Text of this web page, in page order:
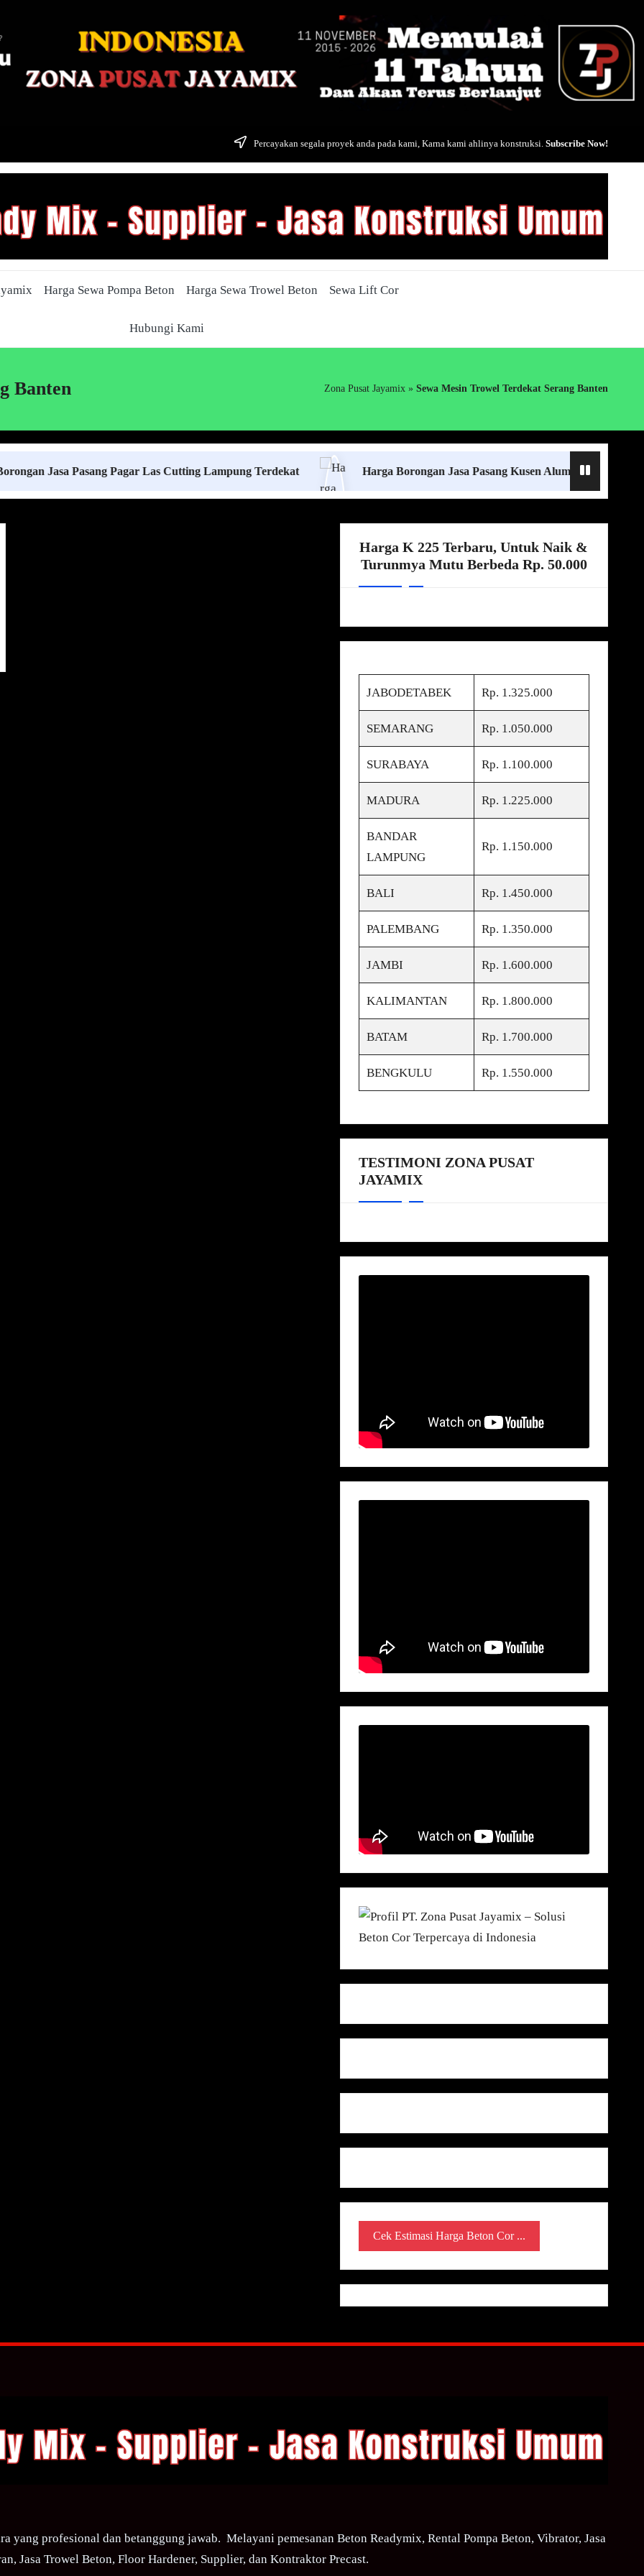
Percayakan segala proyek anda pada kami, Karna kami ahlinya konstruksi. Subscribe Now!
Harga Sewa Pompa Beton Harga Sewa Trowel Beton Sewa Lift Cor
Hubungi Kami
Banten Zona Pusat Jayamix » Sewa Mesin Trowel Terdekat Serang Banten
Pasang Pagar Las Cutting Lampung Terdekat Harga Borongan Jasa Pasang Kusen Aluminium Lampung
Harga K 225 Terbaru, Untuk Naik &
Turunmya Mutu Berbeda Rp. 50.000
JABODETABEK Rp. 1.325.000
SEMARANG Rp. 1.050.000
SURABAYA Rp. 1.100.000
MADURA Rp. 1.225.000
BANDAR
LAMPUNG
Rp. 1.150.000
BALI Rp. 1.450.000
PALEMBANG Rp. 1.350.000
JAMBI Rp. 1.600.000
KALIMANTAN Rp. 1.800.000
BATAM Rp. 1.700.000
BENGKULU Rp. 1.550.000
TESTIMONI ZONA PUSAT
JAYAMIX
Cek Estimasi Harga Beton Cor ...
yang profesional dan betanggung jawab. Melayani pemesanan Beton Readymix, Rental Pompa Beton, Vibrator, Jasa
Jasa Trowel Beton, Floor Hardener, Supplier, dan Kontraktor Precast.